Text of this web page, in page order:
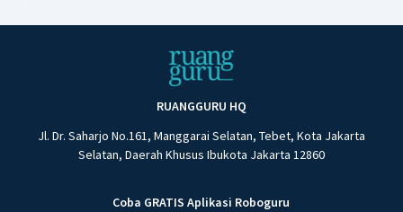
RUANGGURU HQ
Jl. Dr. Saharjo No.161, Manggarai Selatan, Tebet, Kota Jakarta
Selatan, Daerah Khusus Ibukota Jakarta 12860
Coba GRATIS Aplikasi Roboguru